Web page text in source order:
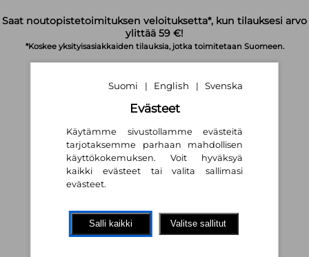
Saat noutopistetoimituksen veloituksetta*, kun tilauksesi arvo
ylittää 59 €!
*Koskee yksityisasiakkaiden tilauksia, jotka toimitetaan Suomeen.
Suomi | English | Svenska
Suomi | English | Svenska
Evästeet
Käytämme sivustollamme evästeitä
tarjotaksemme parhaan mahdollisen
käyttökokemuksen. Voit hyväksyä
kaikki evästeet tai valita sallimasi
evästeet.
Salli kaikki Valitse sallitut